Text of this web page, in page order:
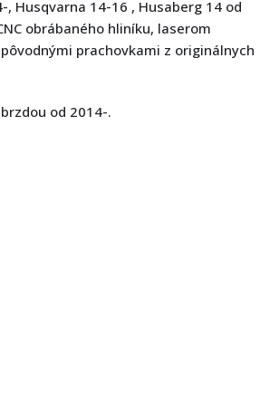
, Husqvarna 14-16 , Husaberg 14 od
obrábaného hliníku, laserom
prachovkami z originálnych
brzdou od 2014-.